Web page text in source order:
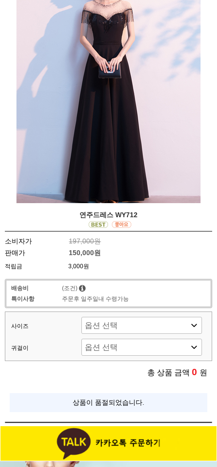
연주드레스 WY712
소비자가
197,000원
판매가
150,000원
적립금 3,000원
배송비
(조건)
특이사항
주문후 일주일내 수령가능
사이즈
귀걸이
총 상품 금액 0 원
상품이 품절되었습니다.